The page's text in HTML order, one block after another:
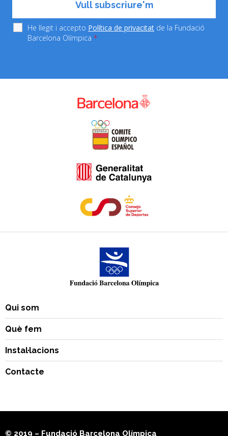
He llegit i accepto Política de privacitat de la Fundació
Barcelona Olímpica *
Qui som
Què fem
Instal·lacions
Contacte
© 2019 – Fundació Barcelona Olímpica